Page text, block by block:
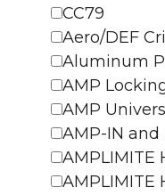
CC79
Aero/DEF
Aluminum
AMP
AMP
AMP-IN and
AMPLIMITE
AMPLIMITE